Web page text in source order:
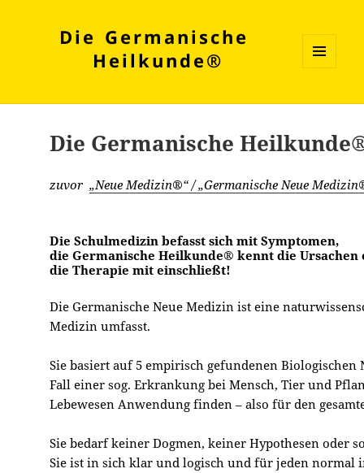
Die Germanische
Heilkunde®
WIDGETS
Die Germanische
zuvor„Neue Medizin®“ / „Germanische Neue
Die Schulmedizin befasst sich mit Symptomen,
die Germanische Heilkunde® kennt die
die Therapie mit einschließt!
Die Germanische Neue Medizin ist eine
Medizin umfasst.
Sie basiert auf 5 empirisch gefundenen
Fall einer sog. Erkrankung bei Mensch, Tier und
Lebewesen Anwendung finden – also für den
Sie bedarf keiner Dogmen, keiner Hypothesen oder
Sie ist in sich klar und logisch und für jeden normal